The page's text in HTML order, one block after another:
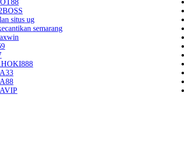
situs ug
semarang